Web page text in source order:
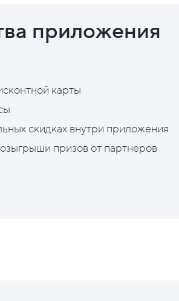
приложения
карты
скидках внутри приложения
призов от партнеров